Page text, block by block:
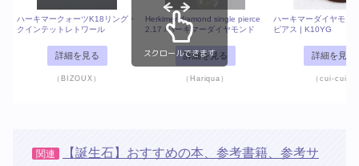
ハーキマークォーツK18リング・
クインテットレトワール
詳細を見る
（BIZOUX）
Herkimer diamond single pierce
2.17 /ハーキマーダイヤモンド
詳細を見る
（Hariqua）
ハーキマーダイヤモン
ピアス | K10YG
詳細を見る
（cui-cui）
スクロールできます
関連
【誕生石】おすすめの本、参考書籍、参考サ